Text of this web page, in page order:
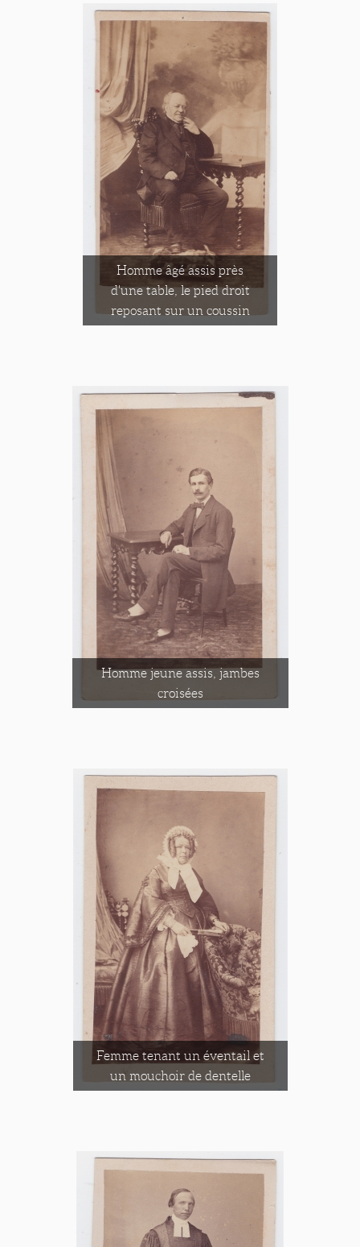
Homme âgé assis près
d'une table, le pied droit
reposant sur un coussin
Homme jeune assis, jambes
croisées
Femme tenant un éventail et
un mouchoir de dentelle